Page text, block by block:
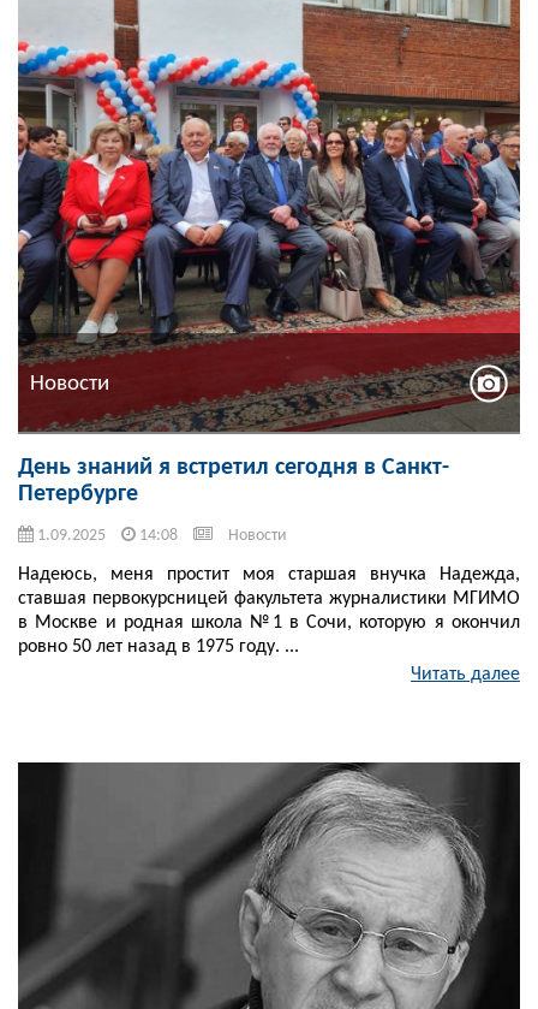
Новости
День знаний я встретил сегодня в Санкт-
Петербурге
1.09.2025 14:08 Новости
Надеюсь, меня простит моя старшая внучка Надежда,
ставшая первокурсницей факультета журналистики МГИМО
в Москве и родная школа №1 в Сочи, которую я окончил
ровно 50 лет назад в 1975 году. ...
Читать далее